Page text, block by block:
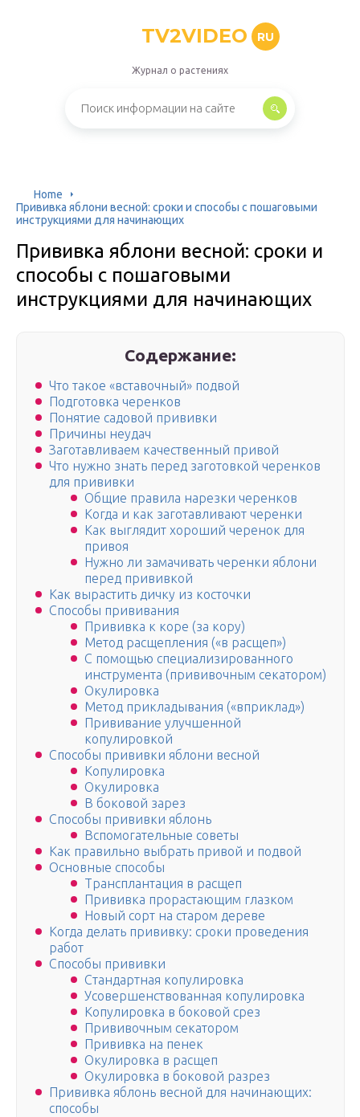
TV2VIDEO RU
Журнал о растениях
Home
Прививка яблони весной: сроки и способы с пошаговыми
инструкциями для начинающих
Прививка яблони весной: сроки и
способы с пошаговыми
инструкциями для начинающих
Содержание:
Что такое «вставочный» подвой
Подготовка черенков
Понятие садовой прививки
Причины неудач
Заготавливаем качественный привой
Что нужно знать перед заготовкой черенков
для прививки
Общие правила нарезки черенков
Когда и как заготавливают черенки
Как выглядит хороший черенок для
привоя
Нужно ли замачивать черенки яблони
перед прививкой
Как вырастить дичку из косточки
Способы прививания
Прививка к коре (за кору)
Метод расщепления («в расщеп»)
С помощью специализированного
инструмента (прививочным секатором)
Окулировка
Метод прикладывания («вприклад»)
Прививание улучшенной
копулировкой
Способы прививки яблони весной
Копулировка
Окулировка
В боковой зарез
Способы прививки яблонь
Вспомогательные советы
Как правильно выбрать привой и подвой
Основные способы
Трансплантация в расщеп
Прививка прорастающим глазком
Новый сорт на старом дереве
Когда делать прививку: сроки проведения
работ
Способы прививки
Стандартная копулировка
Усовершенствованная копулировка
Копулировка в боковой срез
Прививочным секатором
Прививка на пенек
Окулировка в расщеп
Окулировка в боковой разрез
Прививка яблонь весной для начинающих:
способы